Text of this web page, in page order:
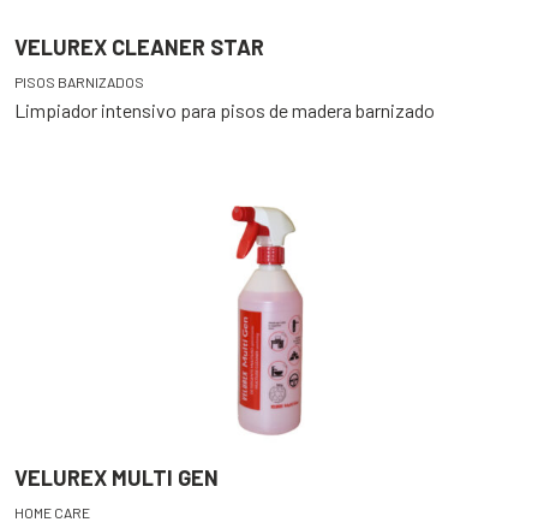
VELUREX CLEANER STAR
PISOS BARNIZADOS
Limpiador intensivo para pisos de madera barnizado
VELUREX MULTI GEN
HOME CARE